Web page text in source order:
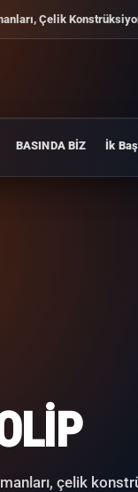
Çelik
BASINDA BİZ İk
çelik